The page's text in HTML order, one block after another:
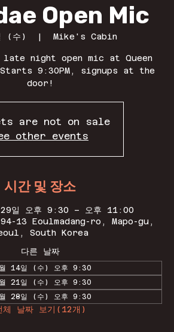
Open Mic
(수)
  |
Mike's Cabin
late night open mic at Queen
Starts 9:30PM, signups at the
door!
are not on sale
other events
시간 및 장소
일 오후 9:30 – 오후 11:00
13 Eoulmadang-ro, Mapo-gu,
South Korea
다른 날짜
14일 (수) 오후 9:30
21일 (수) 오후 9:30
28일 (수) 오후 9:30
체 날짜 보기(12개)